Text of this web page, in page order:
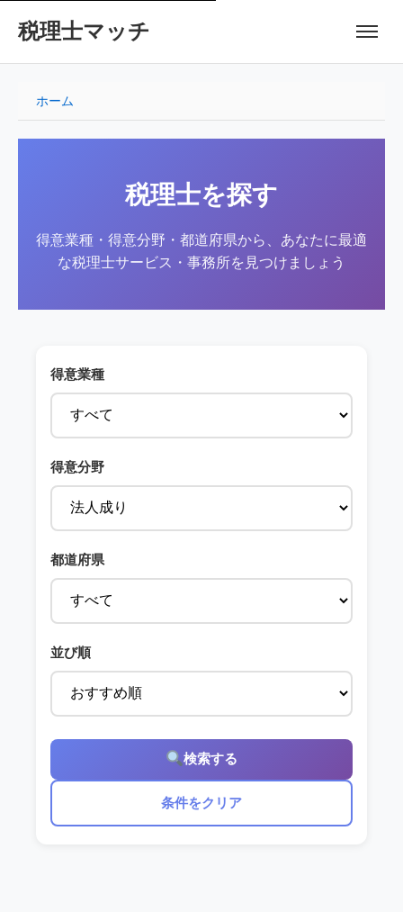
税理士マッチ
ホーム
税理士を探す
得意業種・得意分野・都道府県から、あなたに最適
な税理士サービス・事務所を見つけましょう
得意業種
得意分野
都道府県
並び順
検索する
条件をクリア